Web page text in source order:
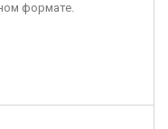
формате.